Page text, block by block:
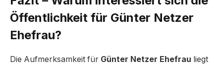
Öffentlichkeit für Günter Netzer
Ehefrau?
Die Aufmerksamkeit für Günter Netzer Ehefrau liegt